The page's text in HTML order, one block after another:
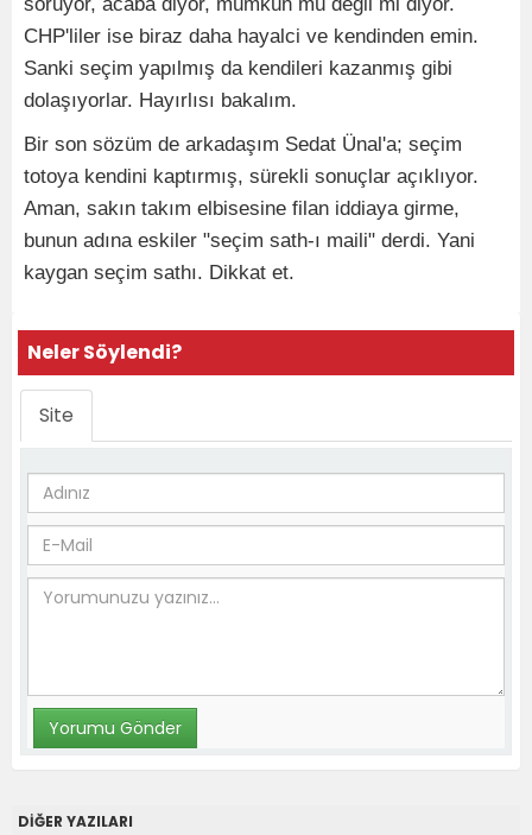
CHP'liler ise biraz daha hayalci ve kendinden emin.
Sanki seçim yapılmış da kendileri kazanmış gibi
dolaşıyorlar. Hayırlısı bakalım.
Bir son sözüm de arkadaşım Sedat Ünal'a; seçim
totoya kendini kaptırmış, sürekli sonuçlar açıklıyor.
Aman, sakın takım elbisesine filan iddiaya girme,
bunun adına eskiler "seçim sath-ı maili" derdi. Yani
kaygan seçim sathı. Dikkat et.
Neler Söylendi?
Site
DİĞER YAZILARI